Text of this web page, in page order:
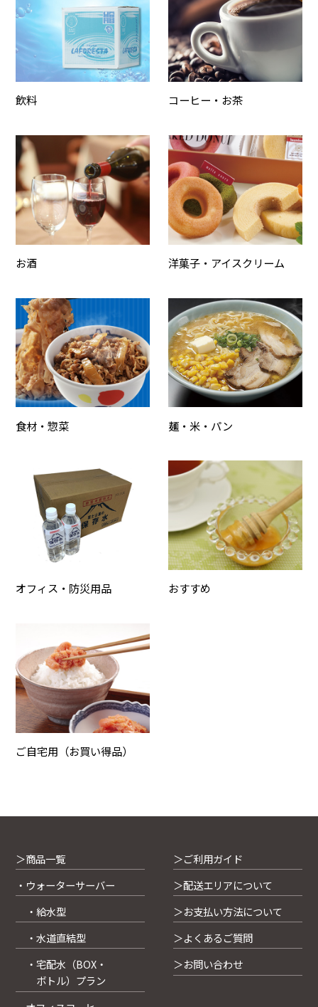
飲料 コーヒー・お茶
お酒 洋菓子・アイスクリーム
食材・惣菜 麺・米・パン
オフィス・防災用品 おすすめ
ご自宅用（お買い得品）
＞商品一覧
・ウォーターサーバー
・給水型
・水道直結型
・宅配水（BOX・
ボトル）プラン
＞ご利用ガイド
＞配送エリアについて
＞お支払い方法について
＞よくあるご質問
＞お問い合わせ